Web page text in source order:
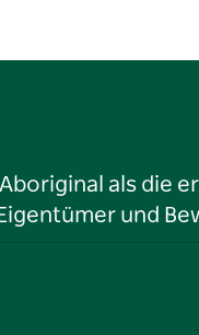
als die
und